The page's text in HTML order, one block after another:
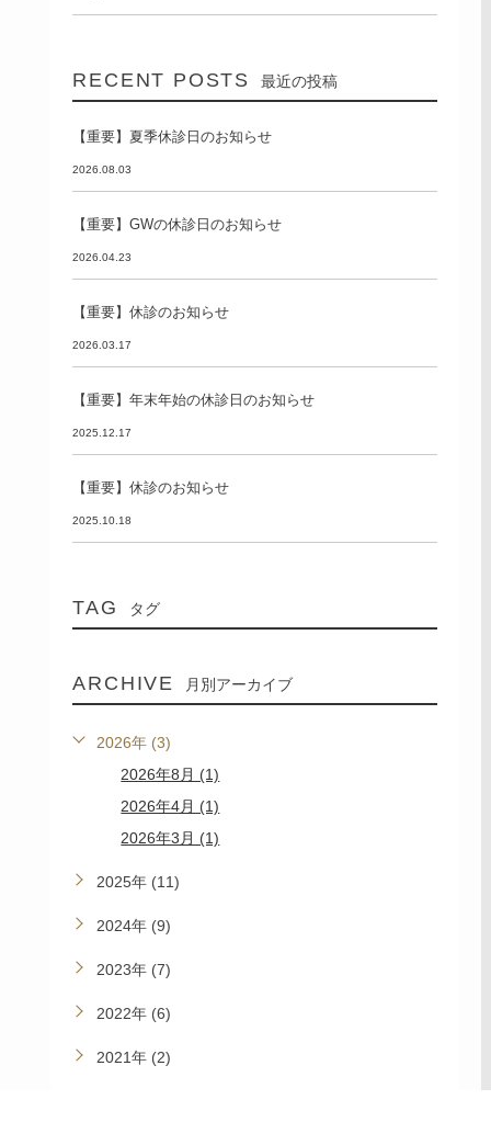
RECENT POSTS 最近の投稿
【重要】夏季休診日のお知らせ
2026.08.03
【重要】GWの休診日のお知らせ
2026.04.23
【重要】休診のお知らせ
2026.03.17
【重要】年末年始の休診日のお知らせ
2025.12.17
【重要】休診のお知らせ
2025.10.18
TAG タグ
ARCHIVE 月別アーカイブ
2026年 (3)
2026年8月 (1)
2026年4月 (1)
2026年3月 (1)
2025年 (11)
2024年 (9)
2023年 (7)
2022年 (6)
2021年 (2)